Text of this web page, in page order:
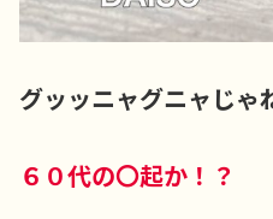
グッッニャグニャじゃ
６０代の〇起か！？